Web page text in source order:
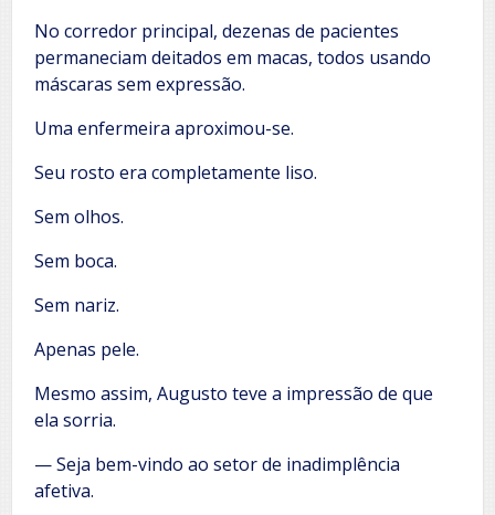
No corredor principal, dezenas de pacientes
permaneciam deitados em macas, todos usando
máscaras sem expressão.
Uma enfermeira aproximou-se.
Seu rosto era completamente liso.
Sem olhos.
Sem boca.
Sem nariz.
Apenas pele.
Mesmo assim, Augusto teve a impressão de que
ela sorria.
— Seja bem-vindo ao setor de inadimplência
afetiva.